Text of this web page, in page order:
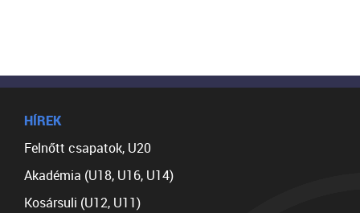
HÍREK
Felnőtt csapatok, U20
Akadémia (U18, U16, U14)
Kosársuli (U12, U11)